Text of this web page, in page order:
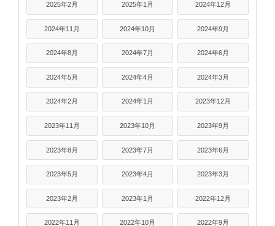
2025年2月 2025年1月 2024年12月
2024年11月 2024年10月 2024年9月
2024年8月 2024年7月 2024年6月
2024年5月 2024年4月 2024年3月
2024年2月 2024年1月 2023年12月
2023年11月 2023年10月 2023年9月
2023年8月 2023年7月 2023年6月
2023年5月 2023年4月 2023年3月
2023年2月 2023年1月 2022年12月
2022年11月 2022年10月 2022年9月